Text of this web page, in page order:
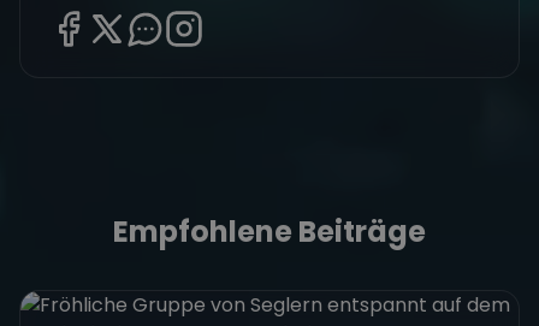
Empfohlene Beiträge